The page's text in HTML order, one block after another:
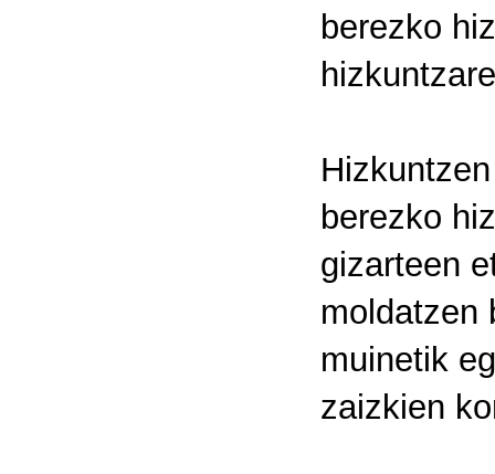
berezko
berezko
gizarteen
moldatzen
muinetik
zaizkien